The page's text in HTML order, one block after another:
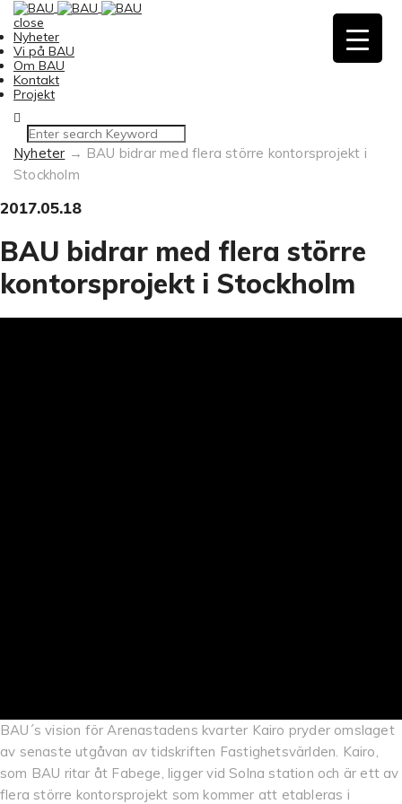
close
Nyheter
Vi på BAU
Om BAU
Kontakt
Projekt
Nyheter → BAU bidrar med flera större kontorsprojekt i
Stockholm
2017.05.18
BAU bidrar med flera större
kontorsprojekt i Stockholm
BAU´s vision för Arenastadens kvarter Kairo pryder omslaget
av senaste utgåvan av tidskriften Fastighetsvärlden. Kairo,
som BAU ritar åt Fabege, ligger vid Solna station och är ett av
flera större kontorsprojekt som kommer att etableras i